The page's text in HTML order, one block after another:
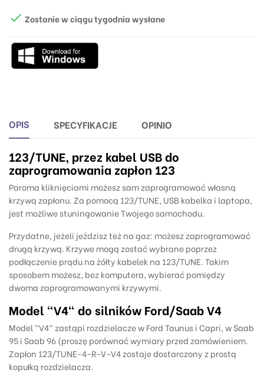
 Zostanie w ciągu tygodnia wysłane
OPIS SPECYFIKACJE OPINIO
123/TUNE, przez kabel USB do
zaprogramowania zapłon 123
Paroma kliknięciami możesz sam zaprogramować własną
krzywą zapłonu. Za pomocą 123/TUNE, USB kabelka i laptopa,
jest możliwe stuningowanie Twojego samochodu.
Przydatne, jeżeli jeździsz też na gaz: możesz zaprogramować
drugą krzywą. Krzywe mogą zostać wybrane poprzez
podłączenie prądu na żółty kabelek na 123/TUNE. Takim
sposobem możesz, bez komputera, wybierać pomiędzy
dwoma zaprogramowanymi krzywymi.
Model "V4" do silników Ford/Saab V4
Model "V4" zastąpi rozdzielacze w Ford Taunus i Capri, w Saab
95 i Saab 96 (proszę porównać wymiary przed zamówieniem.
Zapłon 123/TUNE-4-R-V-V4 zostaje dostarczony z prostą
kopułką rozdzielacza.